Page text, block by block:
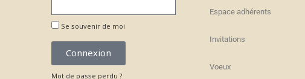
Se souvenir de moi
Connexion
Mot de passe perdu ?
Espace adhérents
Invitations
Voeux